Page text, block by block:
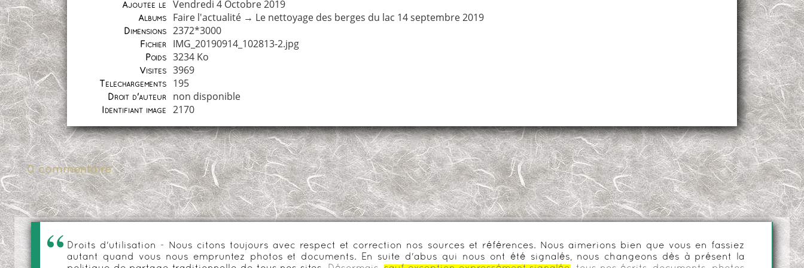
Ajoutée le Vendredi 4 Octobre 2019
Albums Faire l'actualité → Le nettoyage des berges du lac 14 septembre 2019
Dimensions 2372*3000
Fichier IMG_20190914_102813-2.jpg
Poids 3234 Ko
Visites 3969
Téléchargements 195
Droit d'auteur non disponible
Identifiant image 2170
0 commentaire
Droits d'utilisation - Nous citons toujours avec respect et correction nos sources et références. Nous aimerions bien que vous en fassiez
autant quand vous nous empruntez photos et documents. En suite d'abus qui nous ont été signalés, nous changeons dès à présent la